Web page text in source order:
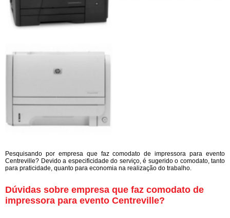
Pesquisando por empresa que faz comodato de impressora para evento
Centreville? Devido a especificidade do serviço, é sugerido o comodato, tanto
para praticidade, quanto para economia na realização do trabalho.
Dúvidas sobre empresa que faz comodato de
impressora para evento Centreville?